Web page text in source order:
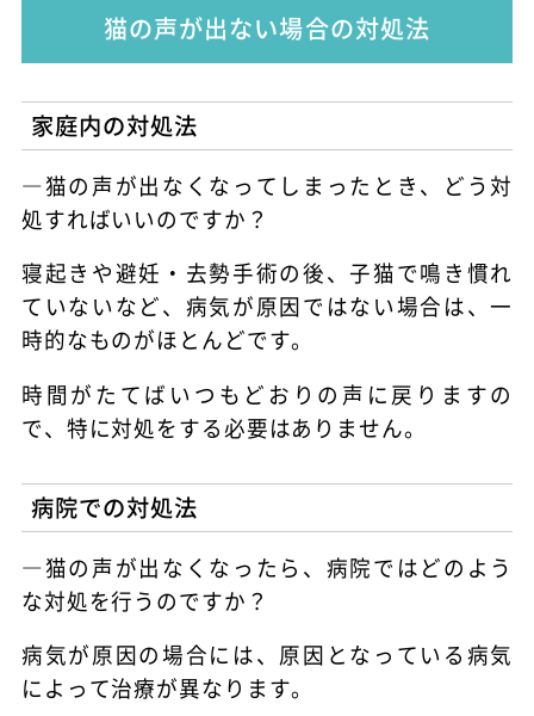
猫の声が出ない場合の対処法
家庭内の対処法
―猫の声が出なくなってしまったとき、どう対
処すればいいのですか？
寝起きや避妊・去勢手術の後、子猫で鳴き慣れ
ていないなど、病気が原因ではない場合は、一
時的なものがほとんどです。
時間がたてばいつもどおりの声に戻りますの
で、特に対処をする必要はありません。
病院での対処法
―猫の声が出なくなったら、病院ではどのよう
な対処を行うのですか？
病気が原因の場合には、原因となっている病気
によって治療が異なります。